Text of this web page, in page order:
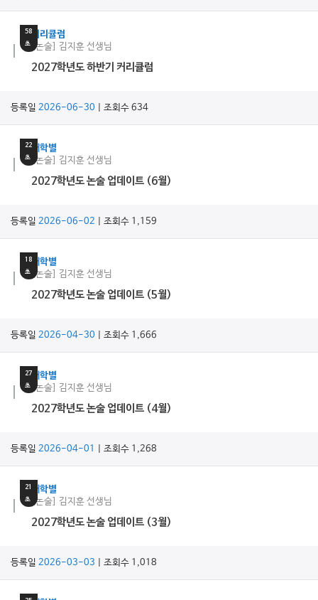
58
초
커리큘럼
[논술] 김지훈 선생님
2027학년도 하반기 커리큘럼
등록일 2026-06-30 | 조회수 634
22
초
대학별
[논술] 김지훈 선생님
2027학년도 논술 업데이트 (6월)
등록일 2026-06-02 | 조회수 1,159
18
초
대학별
[논술] 김지훈 선생님
2027학년도 논술 업데이트 (5월)
등록일 2026-04-30 | 조회수 1,666
27
초
대학별
[논술] 김지훈 선생님
2027학년도 논술 업데이트 (4월)
등록일 2026-04-01 | 조회수 1,268
21
초
대학별
[논술] 김지훈 선생님
2027학년도 논술 업데이트 (3월)
등록일 2026-03-03 | 조회수 1,018